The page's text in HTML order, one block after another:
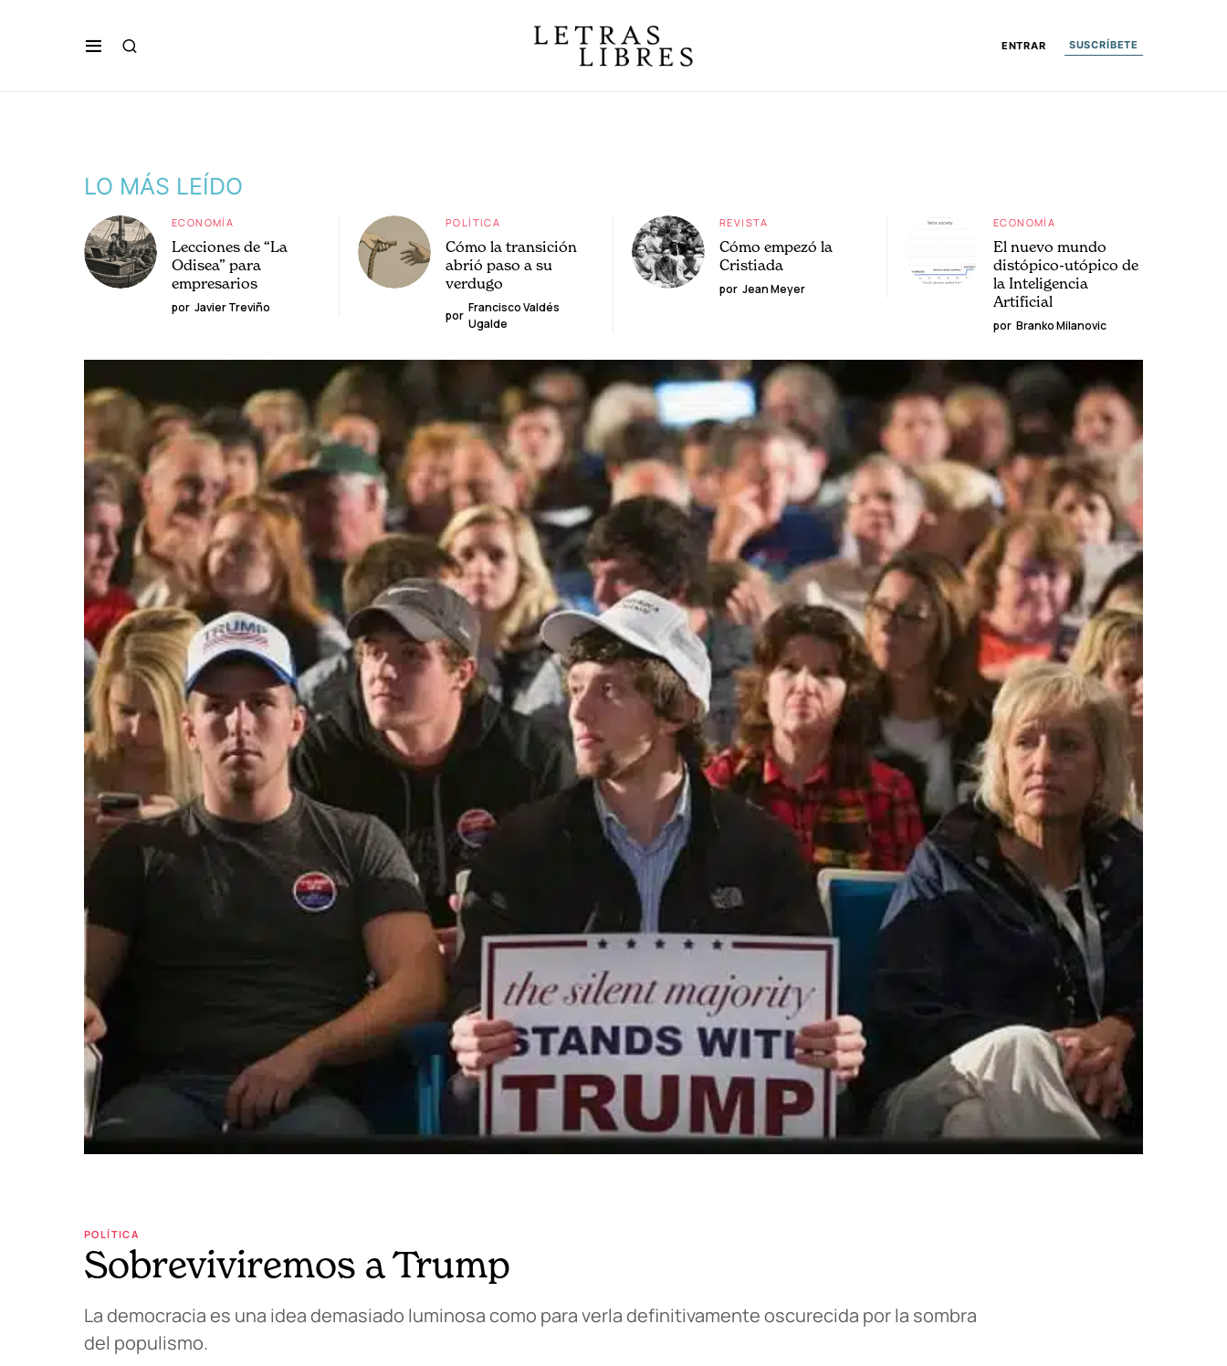
ENTRAR SUSCRÍBETE
LO MÁS LEÍDO
ECONOMÍA
Lecciones de “La
Odisea” para
empresarios
por Javier Treviño
POLÍTICA
Cómo la transición
abrió paso a su
verdugo
por
Francisco Valdés
Ugalde
REVISTA
Cómo empezó la
Cristiada
por Jean Meyer
ECONOMÍA
El nuevo mundo
distópico-utópico de
la Inteligencia
Artificial
por Branko Milanovic
POLÍTICA
Sobreviviremos a Trump
La democracia es una idea demasiado luminosa como para verla definitivamente oscurecida por la sombra
del populismo.